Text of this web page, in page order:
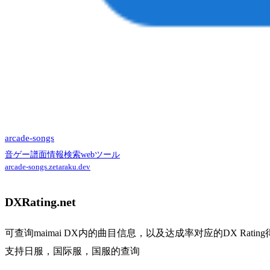
arcade-songs
音ゲー譜面情報検索webツール
arcade-songs.zetaraku.dev
DXRating.net
可查询maimai DX内的曲目信息，以及达成率对应的DX Rating
支持日服，国际服，国服的查询